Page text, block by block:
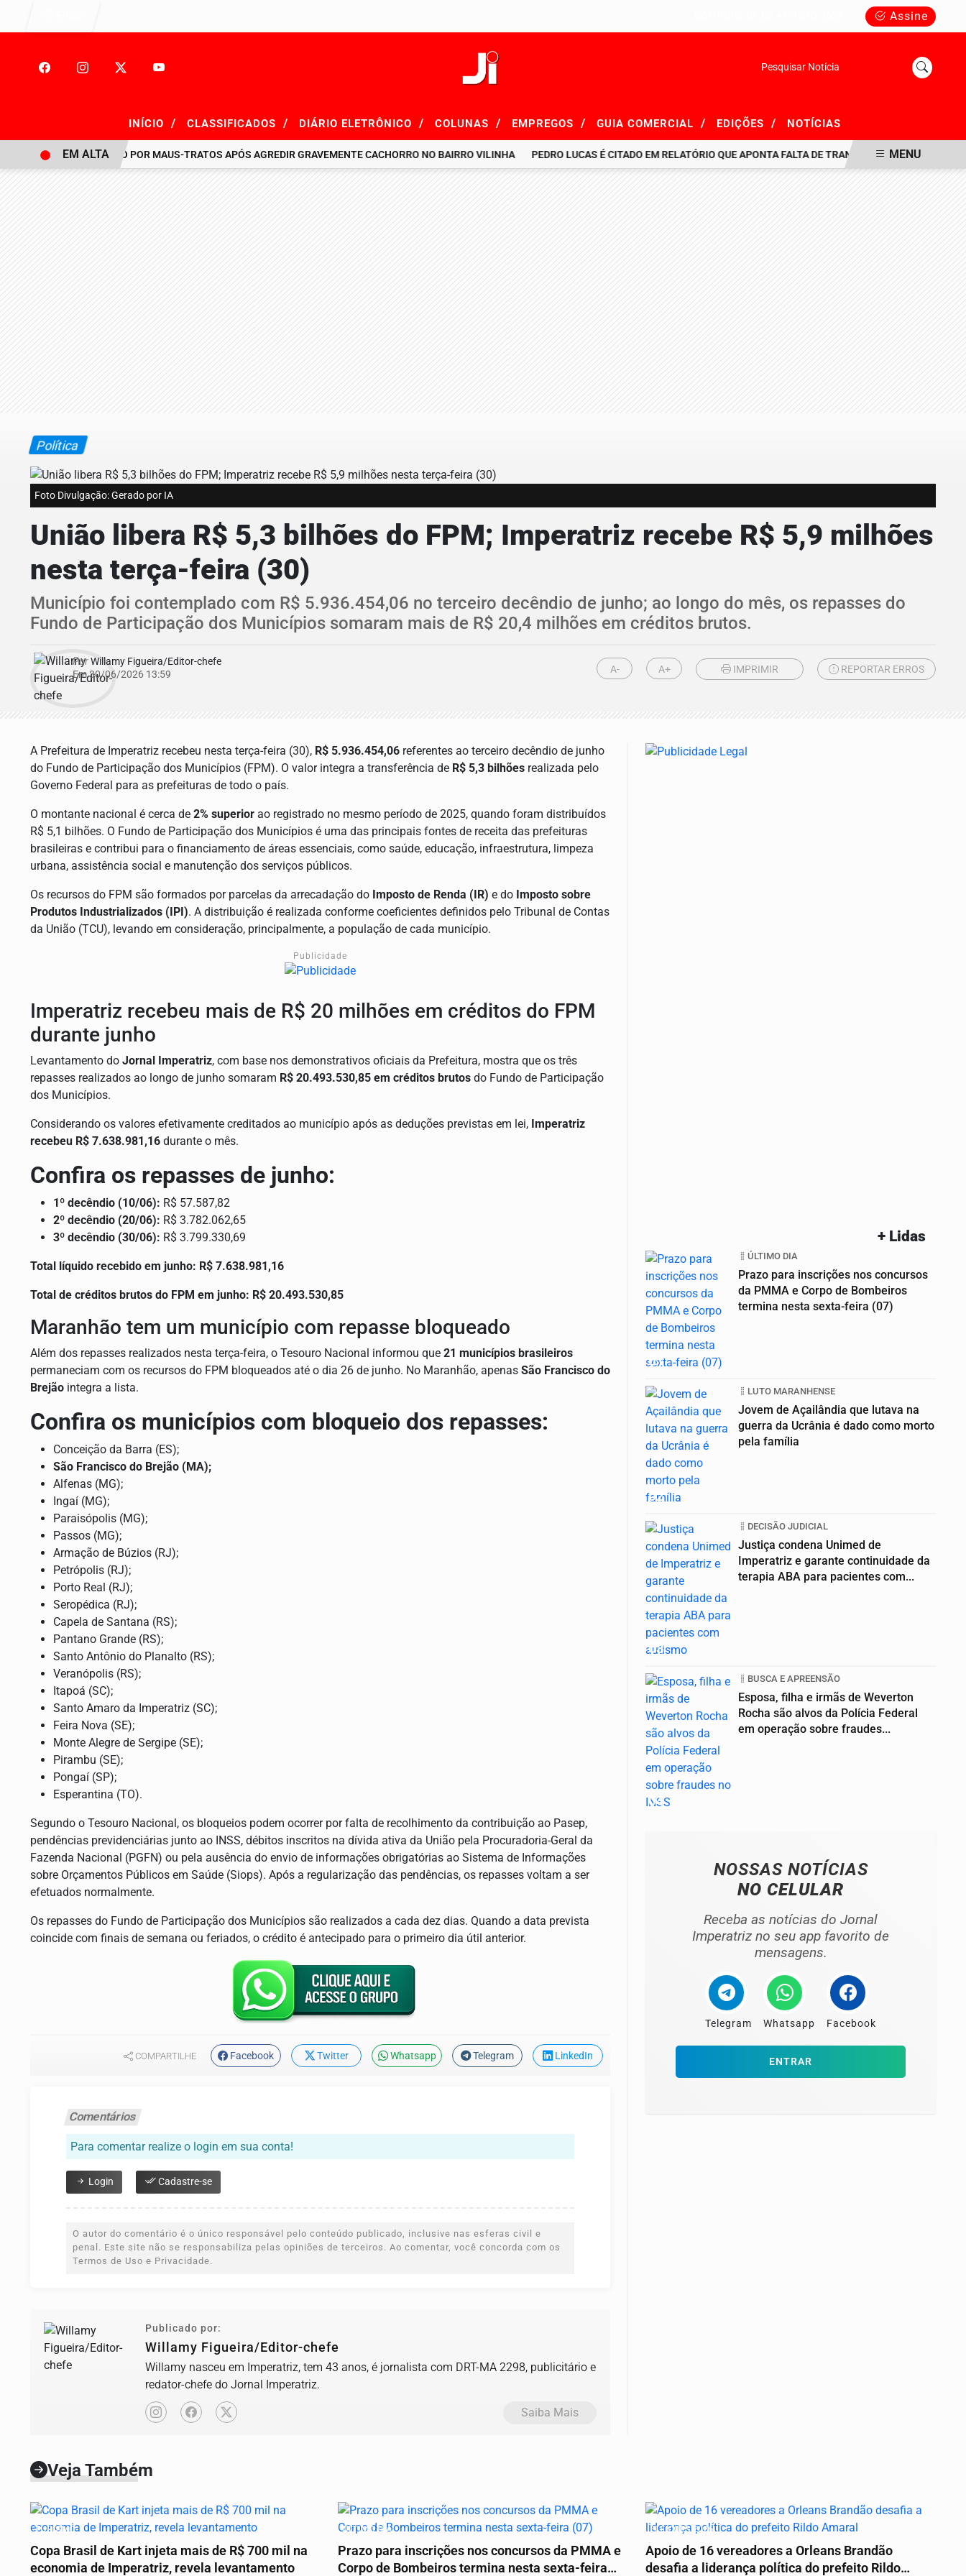
Assine
Pesquisar Notícia
INÍCIO / CLASSIFICADOS / DIÁRIO ELETRÔNICO / COLUNAS / EMPREGOS / GUIA COMERCIAL / EDIÇÕES / NOTÍCIAS
HOMEM É PRESO POR MAUS-TRATOS APÓS AGREDIR GRAVEMENTE CACHORRO NO BAIRRO VILINHA PEDRO LUCAS É CITADO EM RELATÓRIO QUE APONTA FALTA DE TRANSPARÊNCIA EM R$ 716
EM ALTA MENU
Política
Foto Divulgação: Gerado por IA
União libera R$ 5,3 bilhões do FPM; Imperatriz recebe R$ 5,9 milhões
nesta terça-feira (30)
Município foi contemplado com R$ 5.936.454,06 no terceiro decêndio de junho; ao longo do mês, os repasses do
Fundo de Participação dos Municípios somaram mais de R$ 20,4 milhões em créditos brutos.
PorWillamy Figueira/Editor-chefe
Em 30/06/2026 13:59
A- A+ IMPRIMIR REPORTAR ERROS
A Prefeitura de Imperatriz recebeu nesta terça-feira (30), R$ 5.936.454,06 referentes ao terceiro decêndio de junho
do Fundo de Participação dos Municípios (FPM). O valor integra a transferência de R$ 5,3 bilhões realizada pelo
Governo Federal para as prefeituras de todo o país.
O montante nacional é cerca de 2% superior ao registrado no mesmo período de 2025, quando foram distribuídos
R$ 5,1 bilhões. O Fundo de Participação dos Municípios é uma das principais fontes de receita das prefeituras
brasileiras e contribui para o financiamento de áreas essenciais, como saúde, educação, infraestrutura, limpeza
urbana, assistência social e manutenção dos serviços públicos.
Os recursos do FPM são formados por parcelas da arrecadação do Imposto de Renda (IR) e do Imposto sobre
Produtos Industrializados (IPI). A distribuição é realizada conforme coeficientes definidos pelo Tribunal de Contas
da União (TCU), levando em consideração, principalmente, a população de cada município.
Publicidade
Imperatriz recebeu mais de R$ 20 milhões em créditos do FPM
durante junho
Levantamento do Jornal Imperatriz, com base nos demonstrativos oficiais da Prefeitura, mostra que os três
repasses realizados ao longo de junho somaram R$ 20.493.530,85 em créditos brutos do Fundo de Participação
dos Municípios.
Considerando os valores efetivamente creditados ao município após as deduções previstas em lei, Imperatriz
recebeu R$ 7.638.981,16 durante o mês.
Confira os repasses de junho:
1º decêndio (10/06): R$ 57.587,82
2º decêndio (20/06): R$ 3.782.062,65
3º decêndio (30/06): R$ 3.799.330,69
Total líquido recebido em junho: R$ 7.638.981,16
Total de créditos brutos do FPM em junho: R$ 20.493.530,85
Maranhão tem um município com repasse bloqueado
Além dos repasses realizados nesta terça-feira, o Tesouro Nacional informou que 21 municípios brasileiros
permaneciam com os recursos do FPM bloqueados até o dia 26 de junho. No Maranhão, apenas São Francisco do
Brejão integra a lista.
Confira os municípios com bloqueio dos repasses:
Conceição da Barra (ES);
São Francisco do Brejão (MA);
Alfenas (MG);
Ingaí (MG);
Paraisópolis (MG);
Passos (MG);
Armação de Búzios (RJ);
Petrópolis (RJ);
Porto Real (RJ);
Seropédica (RJ);
Capela de Santana (RS);
Pantano Grande (RS);
Santo Antônio do Planalto (RS);
Veranópolis (RS);
Itapoá (SC);
Santo Amaro da Imperatriz (SC);
Feira Nova (SE);
Monte Alegre de Sergipe (SE);
Pirambu (SE);
Pongaí (SP);
Esperantina (TO).
Segundo o Tesouro Nacional, os bloqueios podem ocorrer por falta de recolhimento da contribuição ao Pasep,
pendências previdenciárias junto ao INSS, débitos inscritos na dívida ativa da União pela Procuradoria-Geral da
Fazenda Nacional (PGFN) ou pela ausência do envio de informações obrigatórias ao Sistema de Informações
sobre Orçamentos Públicos em Saúde (Siops). Após a regularização das pendências, os repasses voltam a ser
efetuados normalmente.
Os repasses do Fundo de Participação dos Municípios são realizados a cada dez dias. Quando a data prevista
coincide com finais de semana ou feriados, o crédito é antecipado para o primeiro dia útil anterior.
COMPARTILHE Facebook Twitter Whatsapp Telegram LinkedIn
Comentários
Para comentar realize o login em sua conta!
Login Cadastre-se
O autor do comentário é o único responsável pelo conteúdo publicado, inclusive nas esferas civil e
penal. Este site não se responsabiliza pelas opiniões de terceiros. Ao comentar, você concorda com os
Termos de Uso e Privacidade.
Publicado por:
Willamy Figueira/Editor-chefe
Willamy nasceu em Imperatriz, tem 43 anos, é jornalista com DRT-MA 2298, publicitário e
redator-chefe do Jornal Imperatriz.
Saiba Mais
+ Lidas
01
ÚLTIMO DIA
Prazo para inscrições nos concursos
da PMMA e Corpo de Bombeiros
termina nesta sexta-feira (07)
02
LUTO MARANHENSE
Jovem de Açailândia que lutava na
guerra da Ucrânia é dado como morto
pela família
03
DECISÃO JUDICIAL
Justiça condena Unimed de
Imperatriz e garante continuidade da
terapia ABA para pacientes com...
04
BUSCA E APREENSÃO
Esposa, filha e irmãs de Weverton
Rocha são alvos da Polícia Federal
em operação sobre fraudes...
NOSSAS NOTÍCIAS
NO CELULAR
Receba as notícias do Jornal
Imperatriz no seu app favorito de
mensagens.
Telegram Whatsapp Facebook
ENTRAR
Veja Também
TURISMO
Copa Brasil de Kart injeta mais de R$ 700 mil na
economia de Imperatriz, revela levantamento
ÚLTIMO DIA
Prazo para inscrições nos concursos da PMMA e
Corpo de Bombeiros termina nesta sexta-feira
ELEIÇÕES 2026
Apoio de 16 vereadores a Orleans Brandão
desafia a liderança política do prefeito Rildo